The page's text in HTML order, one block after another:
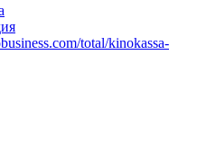
total/kinokassa-